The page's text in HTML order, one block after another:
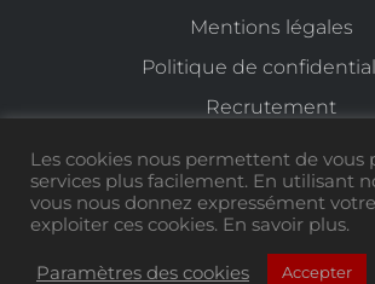
Mentions légales
Politique de
Recrutement
Gestion des cookies
Ailink est une marque déposée
réservés 2026
Les cookies nous permettent de vous
services plus facilement. En utilisant
vous nous donnez expressément
exploiter ces cookies. En savoir plus.
Paramètres des cookies Accepter